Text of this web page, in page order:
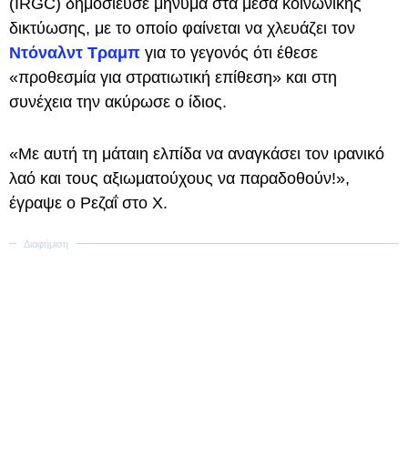
δικτύωσης, με το οποίο φαίνεται να χλευάζει τον
Ντόναλντ Τραμπ για το γεγονός ότι έθεσε
«προθεσμία για στρατιωτική επίθεση» και στη
συνέχεια την ακύρωσε ο ίδιος.
«Με αυτή τη μάταιη ελπίδα να αναγκάσει τον ιρανικό
λαό και τους αξιωματούχους να παραδοθούν!»,
έγραψε ο Ρεζαΐ στο X.